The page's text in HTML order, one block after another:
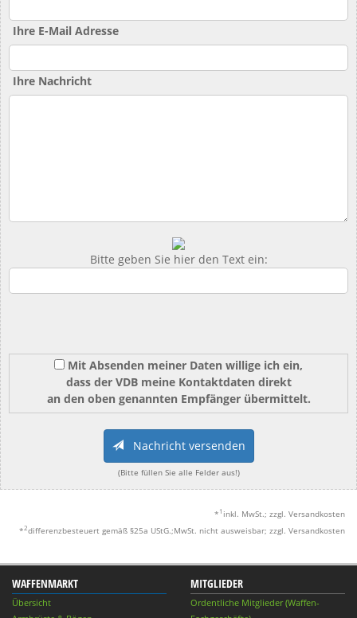
Ihre E-Mail Adresse
Ihre Nachricht
Bitte geben Sie hier den Text ein:
Mit Absenden meiner Daten willige ich ein,
dass der VDB meine Kontaktdaten direkt
an den oben genannten Empfänger übermittelt.
Nachricht versenden
(Bitte füllen Sie alle Felder aus!)
* 1 inkl. MwSt.; zzgl. Versandkosten
*2differenzbesteuert gemäß §25a UStG.;MwSt. nicht ausweisbar; zzgl. Versandkosten
WAFFENMARKT
Übersicht
MITGLIEDER
Ordentliche Mitglieder (Waffen-